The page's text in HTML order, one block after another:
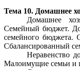
Тема 10. Домашнее
Домашнее
Семейный бюджет.
семейного бюджета.
Сбалансированный
Неравенство
Малоимущие семьи и